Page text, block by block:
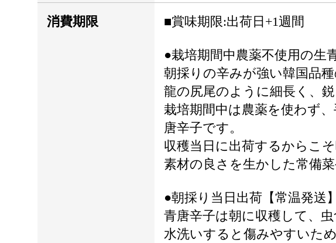
消費期限 ■賞味期限:出荷日+1週間
●栽培期間中農薬不使用の生
朝採りの辛みが強い韓国品
龍の尻尾のように細長く、
栽培期間中は農薬を使わず
唐辛子です。
収穫当日に出荷するからこ
素材の良さを生かした常備
●朝採り当日出荷【常温発送】
青唐辛子は朝に収穫して、
水洗いすると傷みやすいた